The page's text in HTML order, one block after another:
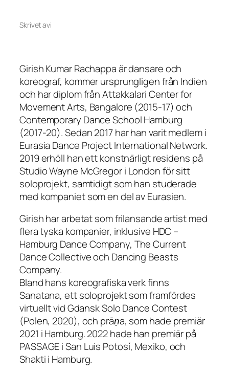
Skrivet avi
Girish Kumar Rachappa är dansare och
koreograf, kommer ursprungligen från Indien
och har diplom från Attakkalari Center for
Movement Arts, Bangalore (2015-17) och
Contemporary Dance School Hamburg
(2017-20). Sedan 2017 har han varit medlem i
Eurasia Dance Project International Network.
2019 erhöll han ett konstnärligt residens på
Studio Wayne McGregor i London för sitt
soloprojekt, samtidigt som han studerade
med kompaniet som en del av Eurasien.
Girish har arbetat som frilansande artist med
flera tyska kompanier, inklusive HDC –
Hamburg Dance Company, The Current
Dance Collective och Dancing Beasts
Company.
Bland hans koreografiska verk finns
Sanatana, ett soloprojekt som framfördes
virtuellt vid Gdansk Solo Dance Contest
(Polen, 2020), och prāṇa, som hade premiär
2021 i Hamburg. 2022 hade han premiär på
PASSAGEi San Luis Potosí, Mexiko, och
Shakti i Hamburg.